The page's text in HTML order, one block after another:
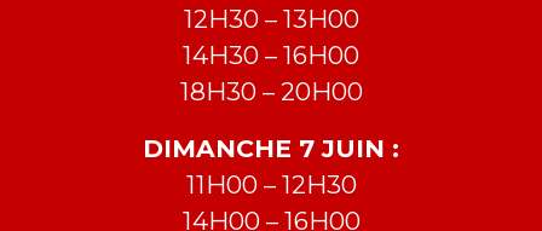
12H30 – 13H00
14H30 – 16H00
18H30 – 20H00
DIMANCHE 7 JUIN :
11H00 – 12H30
14H00 – 16H00